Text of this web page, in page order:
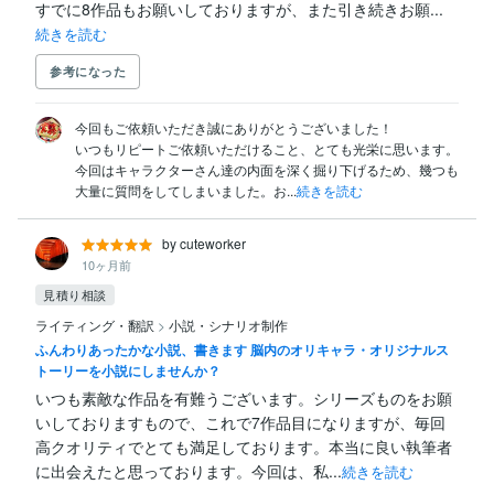
すでに8作品もお願いしておりますが、また引き続きお願...
続きを読む
参考になった
今回もご依頼いただき誠にありがとうございました！
いつもリピートご依頼いただけること、とても光栄に思います。
今回はキャラクターさん達の内面を深く掘り下げるため、幾つも
大量に質問をしてしまいました。お...続きを読む
by cuteworker
10ヶ月前
見積り相談
ライティング・翻訳 > 小説・シナリオ制作
ふんわりあったかな小説、書きます 脳内のオリキャラ・オリジナルス
トーリーを小説にしませんか？
いつも素敵な作品を有難うございます。シリーズものをお願
いしておりますもので、これで7作品目になりますが、毎回
高クオリティでとても満足しております。本当に良い執筆者
に出会えたと思っております。今回は、私...続きを読む